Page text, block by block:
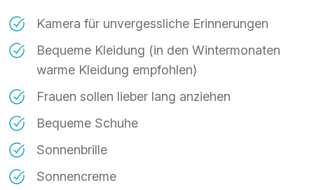
Kamera für unvergessliche Erinnerungen
Bequeme Kleidung (in den Wintermonaten
warme Kleidung empfohlen)
Frauen sollen lieber lang anziehen
Bequeme Schuhe
Sonnenbrille
Sonnencreme